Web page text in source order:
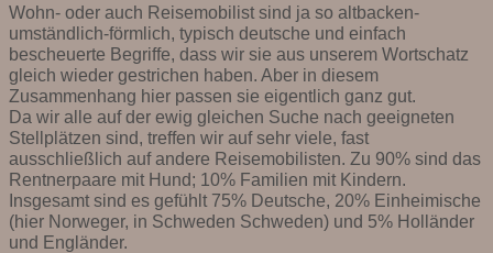
Wohn- oder auch Reisemobilist sind ja so altbacken-
umständlich-förmlich, typisch deutsche und einfach
bescheuerte Begriffe, dass wir sie aus unserem Wortschatz
gleich wieder gestrichen haben. Aber in diesem
Zusammenhang hier passen sie eigentlich ganz gut.
Da wir alle auf der ewig gleichen Suche nach geeigneten
Stellplätzen sind, treffen wir auf sehr viele, fast
ausschließlich auf andere Reisemobilisten. Zu 90% sind das
Rentnerpaare mit Hund; 10% Familien mit Kindern.
Insgesamt sind es gefühlt 75% Deutsche, 20% Einheimische
(hier Norweger, in Schweden Schweden) und 5% Holländer
und Engländer.